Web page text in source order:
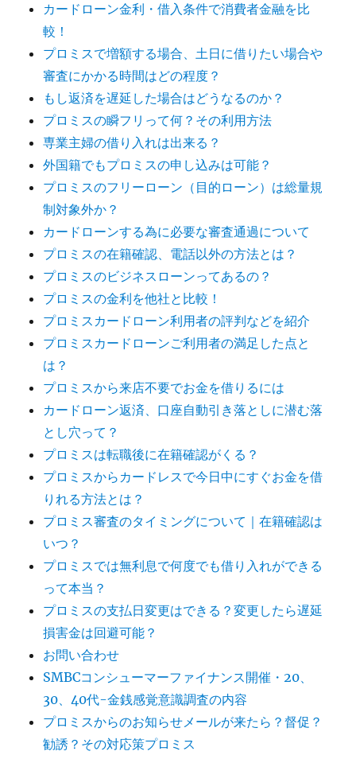
カードローン金利・借入条件で消費者金融を比
較！
プロミスで増額する場合、土日に借りたい場合や
審査にかかる時間はどの程度？
もし返済を遅延した場合はどうなるのか？
プロミスの瞬フリって何？その利用方法
専業主婦の借り入れは出来る？
外国籍でもプロミスの申し込みは可能？
プロミスのフリーローン（目的ローン）は総量規
制対象外か？
カードローンする為に必要な審査通過について
プロミスの在籍確認、電話以外の方法とは？
プロミスのビジネスローンってあるの？
プロミスの金利を他社と比較！
プロミスカードローン利用者の評判などを紹介
プロミスカードローンご利用者の満足した点と
は？
プロミスから来店不要でお金を借りるには
カードローン返済、口座自動引き落としに潜む落
とし穴って？
プロミスは転職後に在籍確認がくる？
プロミスからカードレスで今日中にすぐお金を借
りれる方法とは？
プロミス審査のタイミングについて｜在籍確認は
いつ？
プロミスでは無利息で何度でも借り入れができる
って本当？
プロミスの支払日変更はできる？変更したら遅延
損害金は回避可能？
お問い合わせ
SMBCコンシューマーファイナンス開催・20、
30、40代-金銭感覚意識調査の内容
プロミスからのお知らせメールが来たら？督促？
勧誘？その対応策プロミス